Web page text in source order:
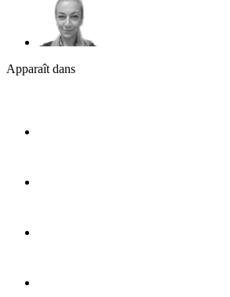
Apparaît dans